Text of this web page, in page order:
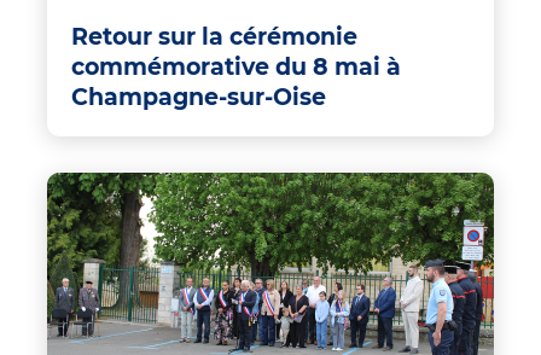
Retour sur la cérémonie
commémorative du 8 mai à
Champagne-sur-Oise